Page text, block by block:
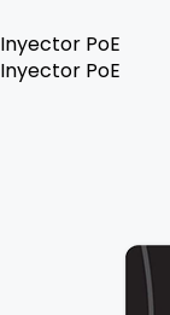
Inyector PoE
Inyector PoE